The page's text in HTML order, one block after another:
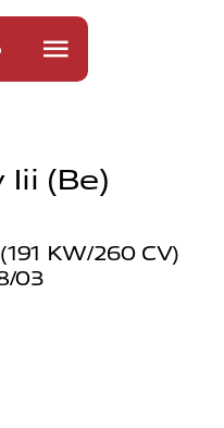
Iii (be)
KW/260 CV)
03